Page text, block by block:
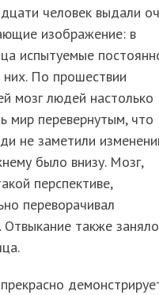
человек выдали
изображение: в
испытуемые
них. По прошествии
мозг людей настолько
мир перевернутым, что
не заметили
было внизу. Мозг,
перспективе,
переворачивал
Отвыкание также заняло